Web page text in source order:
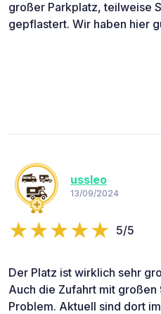
großer Parkplatz, teilweise
gepflastert. Wir haben hier
ussleo
13/09/2024
5/5
Der Platz ist wirklich sehr
Auch die Zufahrt mit großen
Problem. Aktuell sind dort